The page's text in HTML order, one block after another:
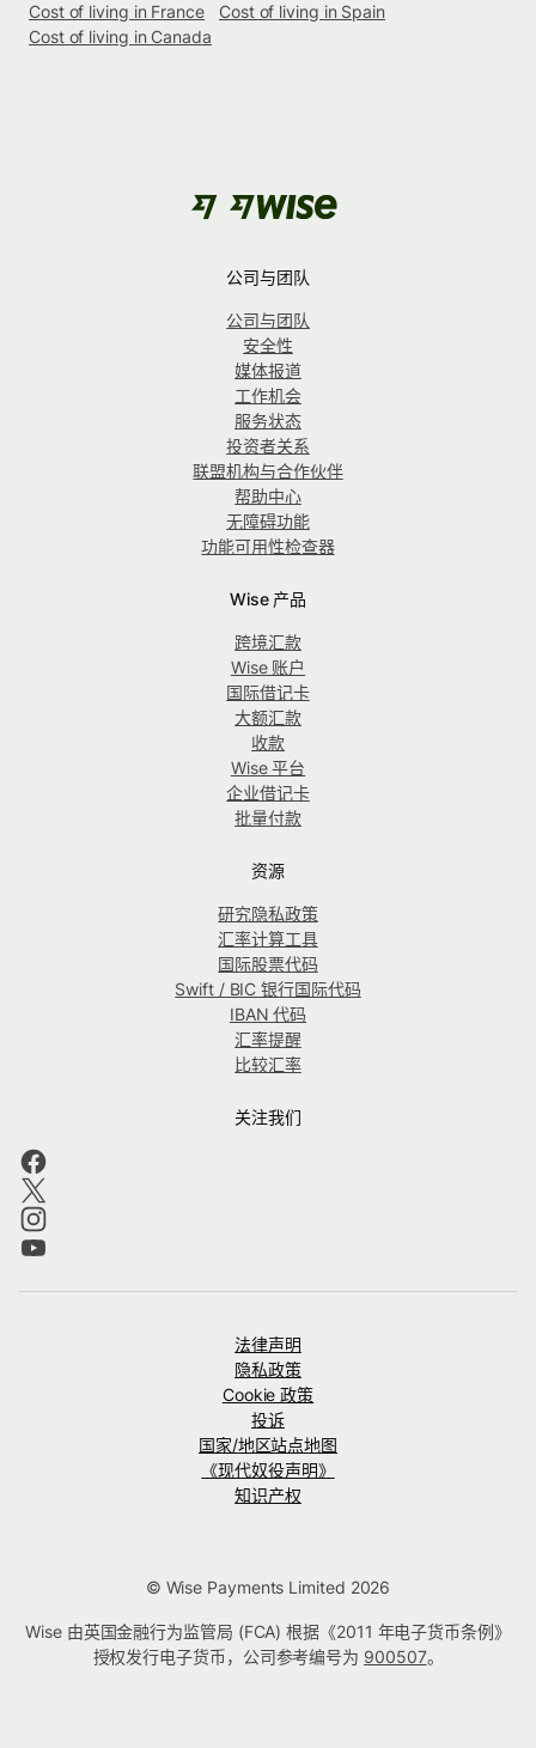
Cost of living in France
Cost of living in Spain
Cost of living in Canada
公司与团队
公司与团队
安全性
媒体报道
工作机会
服务状态
投资者关系
联盟机构与合作伙伴
帮助中心
无障碍功能
功能可用性检查器
Wise 产品
跨境汇款
Wise 账户
国际借记卡
大额汇款
收款
Wise 平台
企业借记卡
批量付款
资源
研究隐私政策
汇率计算工具
国际股票代码
Swift / BIC 银行国际代码
IBAN 代码
汇率提醒
比较汇率
关注我们
法律声明
隐私政策
Cookie 政策
投诉
国家/地区站点地图
《现代奴役声明》
知识产权
© Wise Payments Limited 2026
Wise 由英国金融行为监管局 (FCA) 根据《2011 年电子货币条例》
授权发行电子货币，公司参考编号为 900507。